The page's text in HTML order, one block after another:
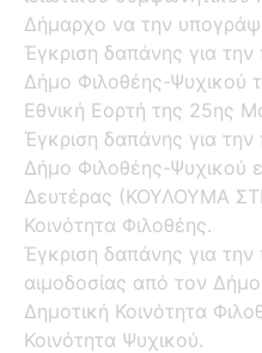
Δήμαρχο να την
Έγκριση δαπάνης για
Δήμο Φιλοθέης-Ψυχικού
Εθνική Εορτή της 25ης
Έγκριση δαπάνης για
Δήμο Φιλοθέης-Ψυχικού
Δευτέρας (ΚΟΥΛΟΥΜΑ
Κοινότητα Φιλοθέης.
Έγκριση δαπάνης για
αιμοδοσίας από τον
Δημοτική Κοινότητα
Κοινότητα Ψυχικού.